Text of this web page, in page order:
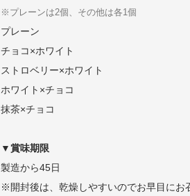
※プレーンは2個、その他は各1個
プレーン
チョコ×ホワイト
ストロベリー×ホワイト
ホワイト×チョコ
抹茶×チョコ
▼賞味期限
製造から45日
※開封後は、乾燥しやすいのでお早目にお